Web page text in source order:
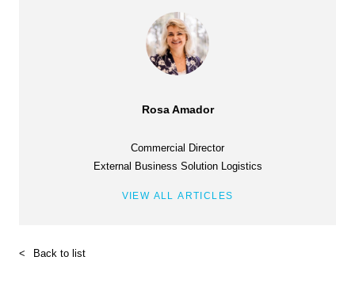
Rosa Amador
Commercial Director
External Business Solution Logistics
VIEW ALL ARTICLES
< Back to list